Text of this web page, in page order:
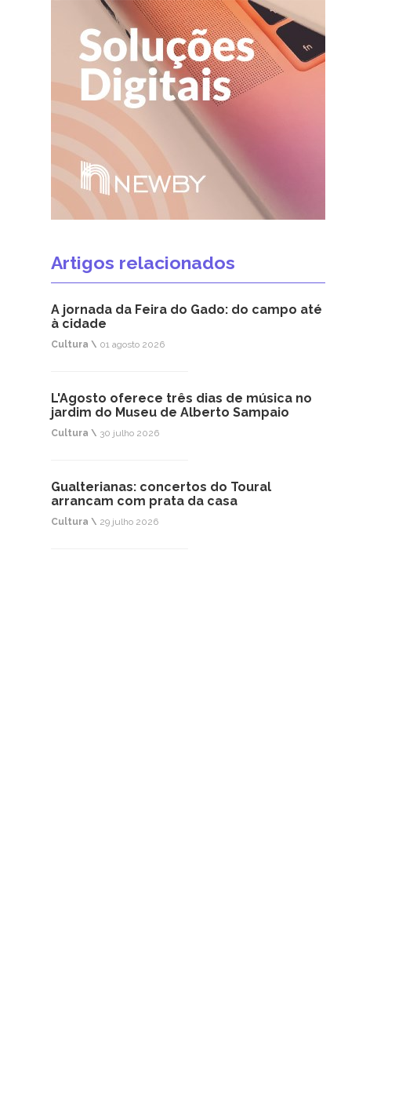
Artigos relacionados
A jornada da Feira do Gado: do campo até
à cidade
Cultura \ 01 agosto 2026
L'Agosto oferece três dias de música no
jardim do Museu de Alberto Sampaio
Cultura \ 30 julho 2026
Gualterianas: concertos do Toural
arrancam com prata da casa
Cultura \ 29 julho 2026